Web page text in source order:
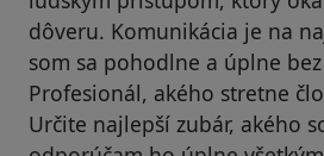
dôveru. Komunikácia je na
som sa pohodlne a úplne
Profesionál, akého stretne
Určite najlepší zubár, akého